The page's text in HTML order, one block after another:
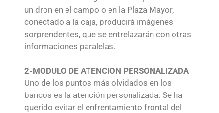
un dron en el campo o en la Plaza Mayor,
conectado a la caja, producirá imágenes
sorprendentes, que se entrelazarán con otras
informaciones paralelas.
2-MODULO DE ATENCION PERSONALIZADA
Uno de los puntos más olvidados en los
bancos es la atención personalizada. Se ha
querido evitar el enfrentamiento frontal del